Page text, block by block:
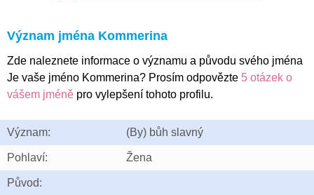
Význam jména Kommerina
Zde naleznete informace o významu a původu svého jména
Je vaše jméno Kommerina? Prosím odpovězte 5 otázek o
vášem jméně pro vylepšení tohoto profilu.
Význam: (By) bůh slavný
Pohlaví: Žena
Původ: